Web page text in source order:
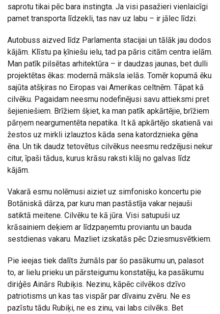
saprotu tikai pēc bara instingta. Ja visi pasažieri vienlaicīgi
pamet transporta līdzekli, tas nav uz labu – ir jālec līdzi.
Autobuss aizved līdz Parlamenta stacijai un tālāk jau dodos
kājām. Klīstu pa ķīniešu ielu, tad pa pāris citām centra ielām.
Man patīk pilsētas arhitektūra – ir daudzas jaunas, bet dulli
projektētas ēkas: modernā māksla ielās. Tomēr kopumā ēku
sajūta atšķiras no Eiropas vai Amerikas celtnēm. Tāpat kā
cilvēku. Pagaidam neesmu nodefinējusi savu attieksmi pret
šejieniešiem. Brīžiem šķiet, ka man patīk apkārtējie, brīžiem
pārņem neargumentēta nepatika. It kā apkārtējo skatienā vai
žestos uz mirkli izlauztos kāda sena katordznieka gēna
ēna. Un tik daudz tetovētus cilvēkus neesmu redzējusi nekur
citur, īpaši tādus, kurus krāsu raksti klāj no galvas līdz
kājām.
Vakarā esmu nolēmusi aiziet uz simfonisko koncertu pie
Botāniskā dārza, par kuru man pastāstīja vakar nejauši
satiktā meitene. Cilvēku te kā jūra. Visi satupuši uz
krāsainiem deķiem ar līdzpaņemtu proviantu un bauda
sestdienas vakaru. Mazliet izskatās pēc Dziesmusvētkiem.
Pie ieejas tiek dalīts žurnāls par šo pasākumu un, palasot
to, ar lielu prieku un pārsteigumu konstatēju, ka pasākumu
diriģēs Ainārs Rubiķis. Nezinu, kāpēc cilvēkos dzīvo
patriotisms un kas tas vispār par dīvainu zvēru. Ne es
pazīstu tādu Rubiķi, ne es zinu, vai labs cilvēks. Bet